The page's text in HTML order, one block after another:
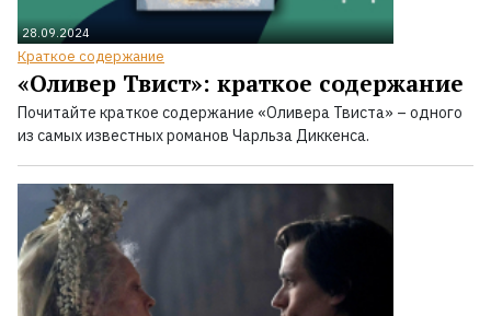
28.09.2024
Краткое содержание
«Оливер Твист»: краткое содержание
Почитайте краткое содержание «Оливера Твиста» – одного
из самых известных романов Чарльза Диккенса.